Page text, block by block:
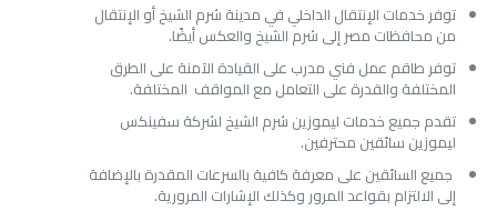
توفر خدمات الإنتقال الداخلي في مدينة شرم الشيخ أو الإنتقال
من محافظات مصر إلى شرم الشيخ والعكس أيضًا.
توفر طاقم عمل فني مدرب على القيادة الآمنة على الطرق
المختلفة والقدرة على التعامل مع المواقف المختلفة.
تقدم جميع خدمات ليموزين شرم الشيخ لشركة سفينكس
ليموزين سائقين محترفين.
جميع السائقين على معرفة كافية بالسرعات المقدرة بالإضافة
إلى الالتزام بقواعد المرور وكذلك الإشارات المرورية.